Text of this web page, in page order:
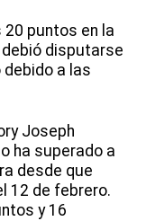
puntos en la
disputarse
a las
Joseph
ha superado a
desde que
12 de febrero.
y 16